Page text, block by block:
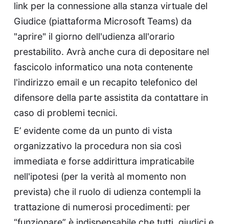
link per la connessione alla stanza virtuale del
Giudice (piattaforma Microsoft Teams) da
"aprire" il giorno dell'udienza all'orario
prestabilito. Avrà anche cura di depositare nel
fascicolo informatico una nota contenente
l'indirizzo email e un recapito telefonico del
difensore della parte assistita da contattare in
caso di problemi tecnici.
E’ evidente come da un punto di vista
organizzativo la procedura non sia così
immediata e forse addirittura impraticabile
nell'ipotesi (per la verità al momento non
prevista) che il ruolo di udienza contempli la
trattazione di numerosi procedimenti: per